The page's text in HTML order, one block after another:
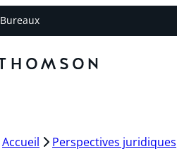
Bureaux
Accueil Perspectives juridiques